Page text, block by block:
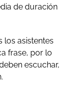
de duración
los asistentes
frase, por lo
escuchar,